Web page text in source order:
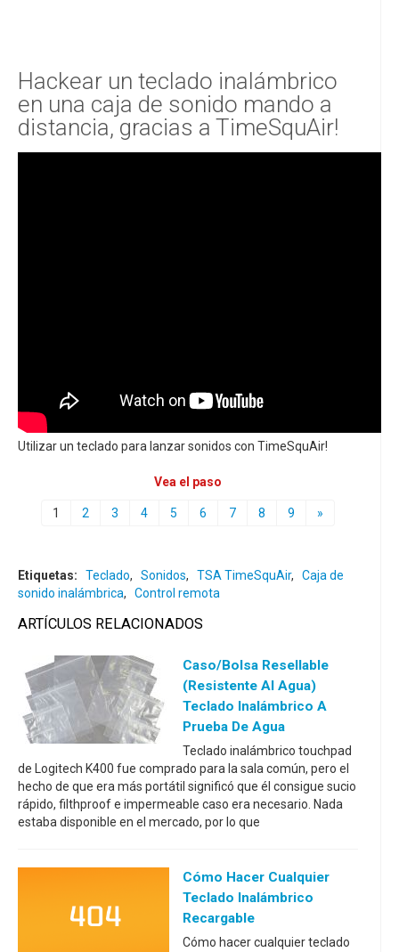
Hackear un teclado inalámbrico
en una caja de sonido mando a
distancia, gracias a TimeSquAir!
Utilizar un teclado para lanzar sonidos con TimeSquAir!
Vea el paso
1 2 3 4 5 6 7 8 9 »
Etiquetas: Teclado, Sonidos, TSA TimeSquAir,
Caja de
sonido inalámbrica, Control remota
ARTÍCULOS RELACIONADOS
Caso/bolsa Resellable
(resistente Al Agua)
Teclado Inalámbrico A
Prueba De Agua
Teclado inalámbrico touchpad
de Logitech K400 fue comprado para la sala común, pero el
hecho de que era más portátil significó que él consigue sucio
rápido, filthproof e impermeable caso era necesario. Nada
estaba disponible en el mercado, por lo que
Cómo Hacer Cualquier
Teclado Inalámbrico
Recargable
Cómo hacer cualquier teclado